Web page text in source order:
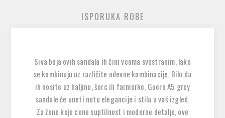
ISPORUKA ROBE
Siva boja ovih sandala ih čini veoma svestranim, lako
se kombinuju uz različite odevne kombinacije. Bilo da
ih nosite uz haljinu, šorc ili farmerke, Guero A5 grey
sandale će uneti notu elegancije i stila u vaš izgled.
Za žene koje cene suptilnost i moderne detalje, ove